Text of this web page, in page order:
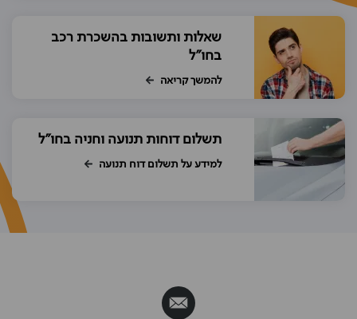
שאלות ותשובות בהשכרת רכב
בחו"ל
להמשך קריאה
תשלום דוחות תנועה וחניה בחו"ל
למידע על תשלום דוח תנועה